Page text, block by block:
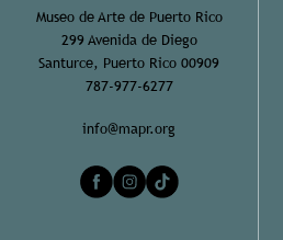
Museo de Arte de Puerto Rico
299 Avenida de Diego
Santurce, Puerto Rico 00909
787-977-6277
info@mapr.org